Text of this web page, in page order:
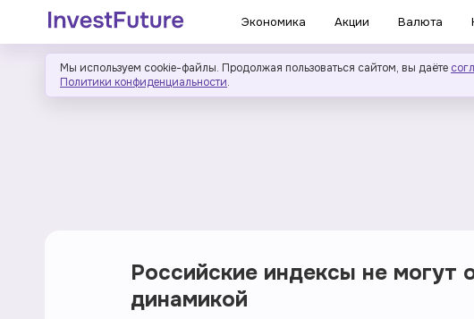
Экономика Акции Валюта
Мы используем cookie-файлы. Продолжая пользоваться сайтом, вы даёте
Политики конфиденциальности.
Российские индексы не могут
динамикой